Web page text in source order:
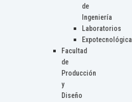
de
Ingeniería
Laboratorios
Expotecnológica
Facultad
de
Producción
y
Diseño